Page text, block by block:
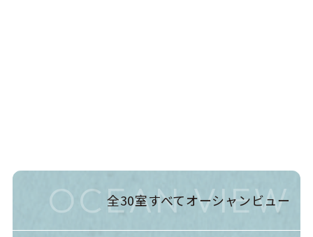
OCEAN VIEW
全30室すべてオーシャンビュー